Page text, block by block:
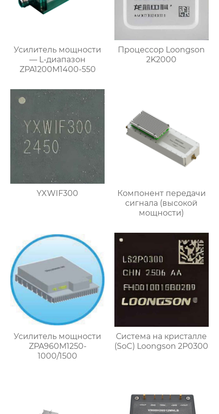
Усилитель мощности
— L-диапазон
ZPA1200M1400-550
Процессор Loongson
2K2000
YXWIF300
Компонент передачи
сигнала (высокой
мощности)
Усилитель мощности
ZPA960M1250-
1000/1500
Система на кристалле
(SoC) Loongson 2P0300